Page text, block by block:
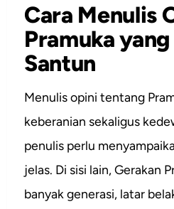
Cara Menulis
Pramuka
Santun
Menulis opini tentang
keberanian sekaligus
penulis perlu
jelas. Di sisi lain, Gerakan
banyak generasi, latar